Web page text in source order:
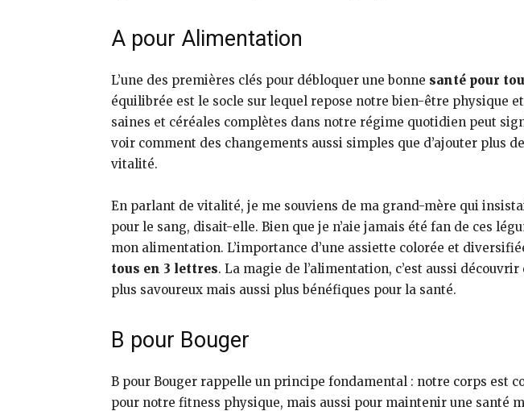
A pour Alimentation
L’une des premières clés pour débloquer une bonne santé pour
équilibrée est le socle sur lequel repose notre bien-être physique
saines et céréales complètes dans notre régime quotidien peut
voir comment des changements aussi simples que d’ajouter plus
vitalité.
En parlant de vitalité, je me souviens de ma grand-mère qui
pour le sang, disait-elle. Bien que je n’aie jamais été fan de ces
mon alimentation. L’importance d’une assiette colorée et
tous en 3 lettres. La magie de l’alimentation, c’est aussi
plus savoureux mais aussi plus bénéfiques pour la santé.
B pour Bouger
B pour Bouger rappelle un principe fondamental : notre corps est
pour notre fitness physique, mais aussi pour maintenir une santé